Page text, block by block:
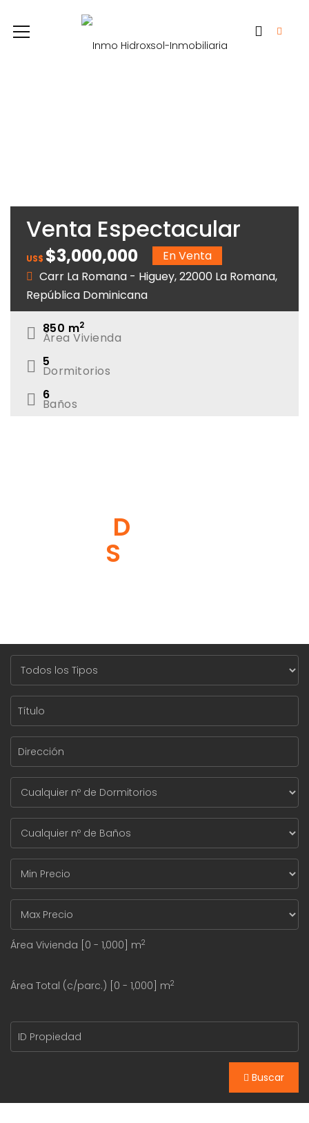
Venta Espectacular
villa Casa de Campo –
La Romana 💰 Precio:
US$ 3,000,000
US$ $3,000,000
En Venta
Carr La Romana - Higuey, 22000 La Romana,
República Dominicana
850 m2
Área Vivienda
5
Dormitorios
6
Baños
Área Vivienda [ 0 - 1,000 ] m2
Área Total (c/parc.) [ 0 - 1,000 ] m2
Buscar